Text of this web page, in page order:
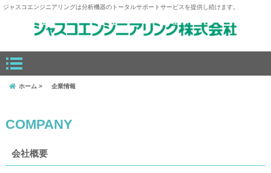
ジャスコエンジニアリングは分析機器のトータルサポートサービスを提供し続けます。
COMPANY
会社概要
ホーム 企業情報